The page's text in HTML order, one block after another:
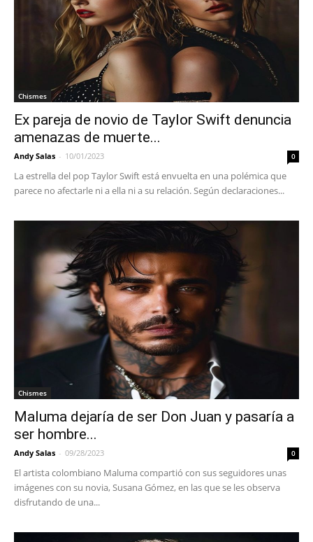
Chismes
Ex pareja de novio de Taylor Swift denuncia
amenazas de muerte...
Andy Salas - 10/01/2023 0
La estrella del pop Taylor Swift está envuelta en una polémica que
parece no afectarle ni a ella ni a su relación. Según declaraciones...
Chismes
Maluma dejaría de ser Don Juan y pasaría a
ser hombre...
Andy Salas - 09/28/2023 0
El artista colombiano Maluma compartió con sus seguidores unas
imágenes con su novia, Susana Gómez, en las que se les observa
disfrutando de una...